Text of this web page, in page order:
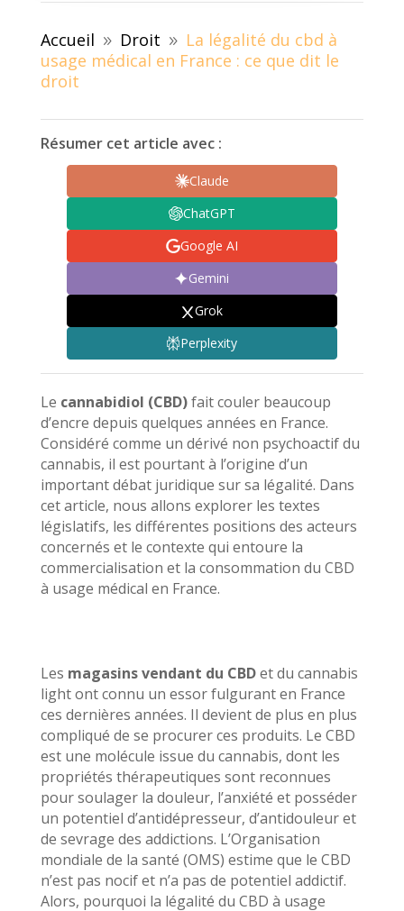
Accueil 9 Droit 9
La légalité du cbd à
usage médical en France : ce que dit le
droit
Résumer cet article avec :
Claude
ChatGPT
Google AI
Gemini
Grok
Perplexity
Le cannabidiol (CBD)fait couler beaucoup
d’encre depuis quelques années en France.
Considéré comme un dérivé non psychoactif du
cannabis, il est pourtant à l’origine d’un
important débat juridique sur sa légalité. Dans
cet article, nous allons explorer les textes
législatifs, les différentes positions des acteurs
concernés et le contexte qui entoure la
commercialisation et la consommation du CBD
à usage médical en France.
Les magasins vendant du CBDet du cannabis
light ont connu un essor fulgurant en France
ces dernières années. Il devient de plus en plus
compliqué de se procurer ces produits. Le CBD
est une molécule issue du cannabis, dont les
propriétés thérapeutiques sont reconnues
pour soulager la douleur, l’anxiété et posséder
un potentiel d’antidépresseur, d’antidouleur et
de sevrage des addictions. L’Organisation
mondiale de la santé (OMS) estime que le CBD
n’est pas nocif et n’a pas de potentiel addictif.
Alors, pourquoi la légalité du CBD à usage